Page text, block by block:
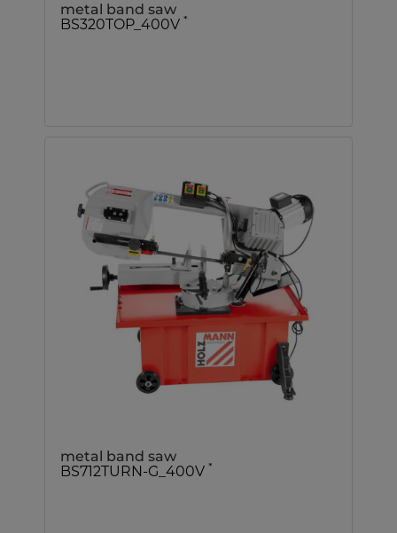
metal band saw
BS320TOP_400V *
metal band saw
BS712TURN-G_400V *